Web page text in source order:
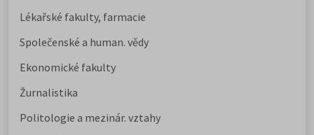
Lékařské fakulty, farmacie
Společenské a human. vědy
Ekonomické fakulty
Žurnalistika
Politologie a mezinár. vztahy